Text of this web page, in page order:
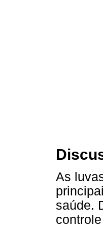
As
saúde.